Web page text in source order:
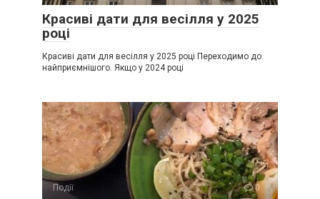
Красиві дати для весілля у 2025
році
Красиві дати для весілля у 2025 році Переходимо до
найприємнішого. Якщо у 2024 році
Події 0